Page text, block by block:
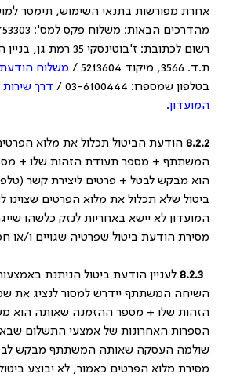
אחרת מפורשות בתנאי השימוש, תימסר
ת.ד. 3566, מיקוד 5213604 /
משלוח
בטלפון שמספרו: 03-6100444 /
דרך
המועדון.
8.2.2 הודעת הביטול תכלול את מלוא
המשתתף + מספר תעודת הזהות שלו +
הוא מבקש לבטל + פרטים ליצירת קשר
ביטול שלא תכלול את מלוא הפרטים שצוינו
המועדון לא יישא באחריות לנזק כלשהו
מסירת הודעת ביטול שפרטיה שגויים ו/או
לעניין הודעת ביטול הניתנת
השיחה המשתתף יידרש למסור לנציג את
הספרות האחרונות של אמצעי התשלום
שולמה העסקה שאותה המשתתף מבקש
מסירת מלוא הפרטים כאמור, לא יבוצע